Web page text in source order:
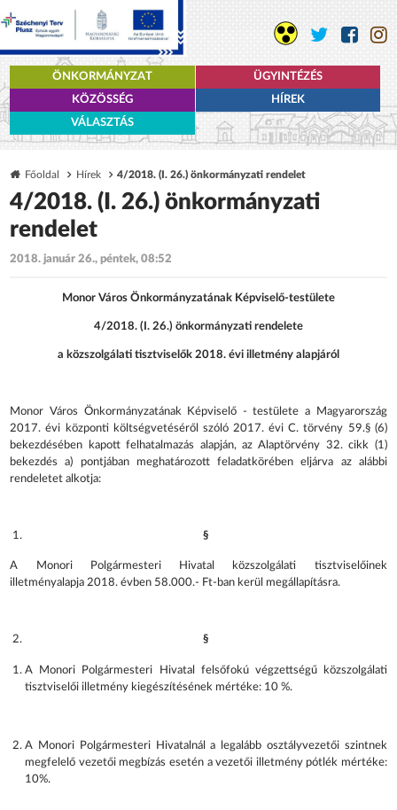
ÖNKORMÁNYZAT
ÜGYINTÉZÉS
KÖZÖSSÉG
HÍREK
VÁLASZTÁS
Főoldal Hírek 4/2018. (I. 26.) önkormányzati rendelet
4/2018. (I. 26.) önkormányzati
rendelet
2018. január 26., péntek, 08:52
Monor Város Önkormányzatának Képviselő-testülete
4/2018. (I. 26.) önkormányzati rendelete
a közszolgálati tisztviselők 2018. évi illetmény alapjáról
Monor Város Önkormányzatának Képviselő - testülete a Magyarország
2017. évi központi költségvetéséről szóló 2017. évi C. törvény 59.§ (6)
bekezdésében kapott felhatalmazás alapján, az Alaptörvény 32. cikk (1)
bekezdés a) pontjában meghatározott feladatkörében eljárva az alábbi
rendeletet alkotja:
§
A Monori Polgármesteri Hivatal közszolgálati tisztviselőinek
illetményalapja 2018. évben 58.000.- Ft-ban kerül megállapításra.
§
A Monori Polgármesteri Hivatal felsőfokú végzettségű közszolgálati
tisztviselői illetmény kiegészítésének mértéke: 10 %.
A Monori Polgármesteri Hivatalnál a legalább osztályvezetői szintnek
megfelelő vezetői megbízás esetén a vezetői illetmény pótlék mértéke:
10%.